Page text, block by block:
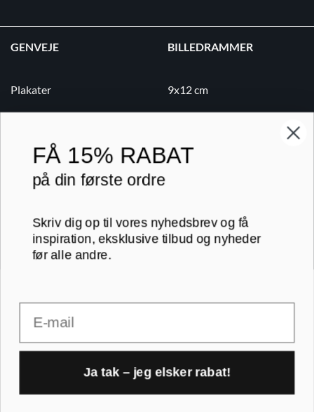
GENVEJE
Plakater
Lærredsbilleder
Print på lærred
Print på papir
BILLEDRAMMER
9x12 cm
10x15 cm
13x18 cm
20x30 cm
RAMMER A-FORMAT
A2 rammer
30x45 cm
1
FÅ 15% RABAT
på din første ordre
Skriv dig op til vores nyhedsbrev og få
inspiration, eksklusive tilbud og nyheder
før alle andre.
Ja tak – jeg elsker rabat!